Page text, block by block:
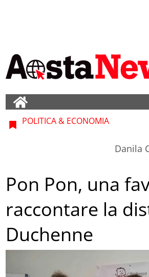
POLITICA & ECONOMIA
Danila
Pon Pon, una
raccontare la
Duchenne